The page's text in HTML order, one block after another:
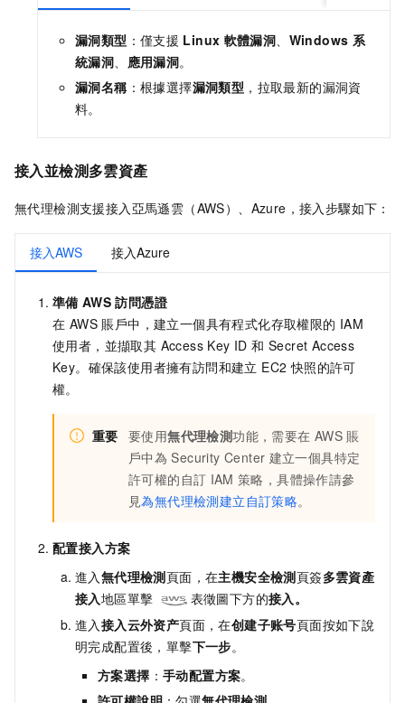
漏洞類型 ：僅支援 Linux 軟體漏洞 Windows 系
統漏洞
應用漏洞。
漏洞名稱：根據選擇漏洞類型 ，拉取最新的漏洞資
料。
接入並檢測多雲資產
無代理檢測支援接入亞馬遜雲（AWS）、Azure，接入步驟如下：
接入AWS 接入Azure
準備 AWS 訪問憑證
在 AWS 賬戶中，建立一個具有程式化存取權限的 IAM
使用者，並擷取其 Access Key ID 和 Secret Access
Key。確保該使用者擁有訪問和建立 EC2 快照的許可
權。
重要 要使用無代理檢測功能，需要在 AWS 賬
戶中為 Security Center 建立一個具特定
許可權的自訂 IAM 策略，具體操作請參
見為無代理檢測建立自訂策略。
配置接入方案
進入無代理檢測頁面，在主機安全檢測頁簽多雲資產
接入地區單擊 表徵圖下方的接入。
進入 接入云外资产頁面，在创建子账号頁面按如下說
明完成配置後，單擊下一步。
方案選擇 ：手动配置方案。